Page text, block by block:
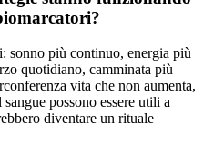
sonno più continuo, energia più
quotidiano, camminata più
vita che non aumenta,
possono essere utili a
diventare un rituale